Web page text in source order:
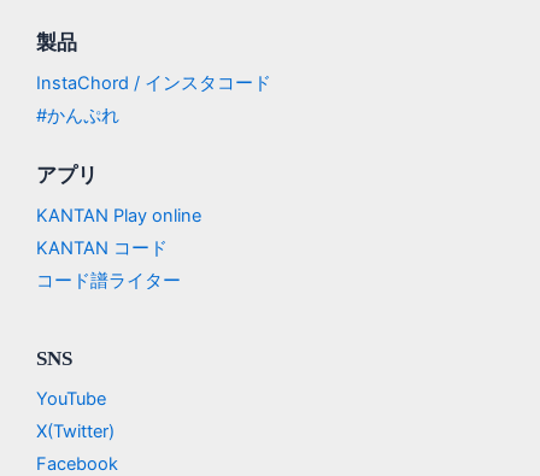
製品
InstaChord / インスタコード
#かんぷれ
アプリ
KANTAN Play online
KANTAN コード
コード譜ライター
SNS
YouTube
X(Twitter)
Facebook